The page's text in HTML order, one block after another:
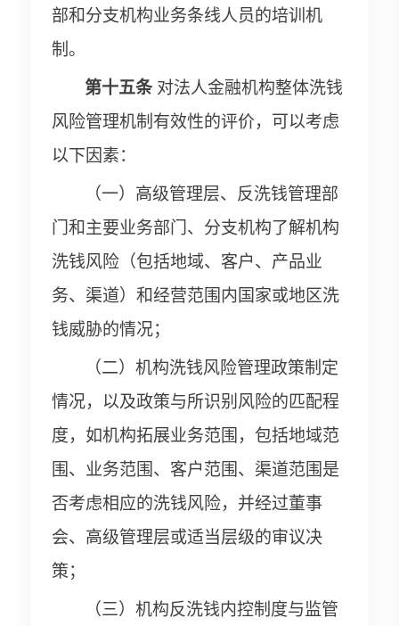
部和分支机构业务条线人员的培训机
制。
第十五条 对法人金融机构整体洗钱
风险管理机制有效性的评价，可以考虑
以下因素：
（一）高级管理层、反洗钱管理部
门和主要业务部门、分支机构了解机构
洗钱风险（包括地域、客户、产品业
务、渠道）和经营范围内国家或地区洗
钱威胁的情况；
（二）机构洗钱风险管理政策制定
情况，以及政策与所识别风险的匹配程
度，如机构拓展业务范围，包括地域范
围、业务范围、客户范围、渠道范围是
否考虑相应的洗钱风险，并经过董事
会、高级管理层或适当层级的审议决
策；
（三）机构反洗钱内控制度与监管